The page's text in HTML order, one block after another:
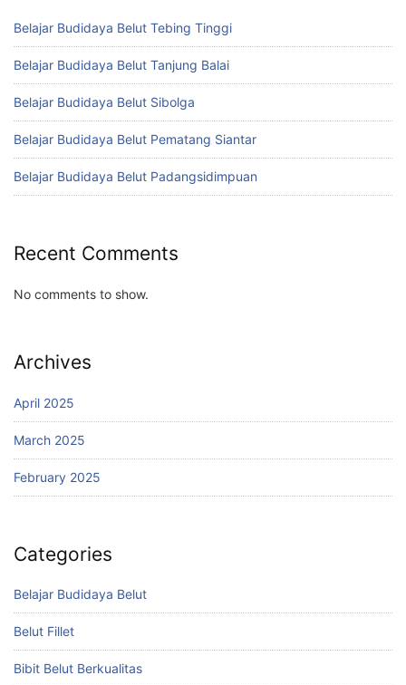
Belajar Budidaya Belut Tebing Tinggi
Belajar Budidaya Belut Tanjung Balai
Belajar Budidaya Belut Sibolga
Belajar Budidaya Belut Pematang Siantar
Belajar Budidaya Belut Padangsidimpuan
Recent Comments
No comments to show.
Archives
April 2025
March 2025
February 2025
Categories
Belajar Budidaya Belut
Belut Fillet
Bibit Belut Berkualitas